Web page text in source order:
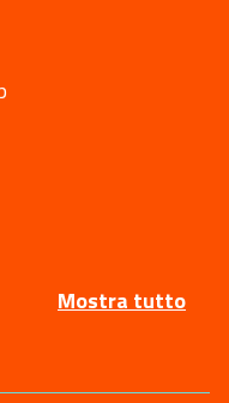
Mostra tutto